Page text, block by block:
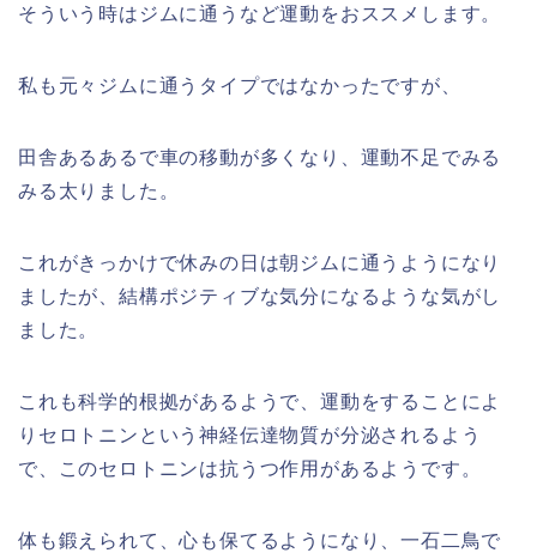
そういう時はジムに通うなど運動をおススメします。
私も元々ジムに通うタイプではなかったですが、
田舎あるあるで車の移動が多くなり、運動不足でみる
みる太りました。
これがきっかけで休みの日は朝ジムに通うようになり
ましたが、結構ポジティブな気分になるような気がし
ました。
これも科学的根拠があるようで、運動をすることによ
りセロトニンという神経伝達物質が分泌されるよう
で、このセロトニンは抗うつ作用があるようです。
体も鍛えられて、心も保てるようになり、一石二鳥で